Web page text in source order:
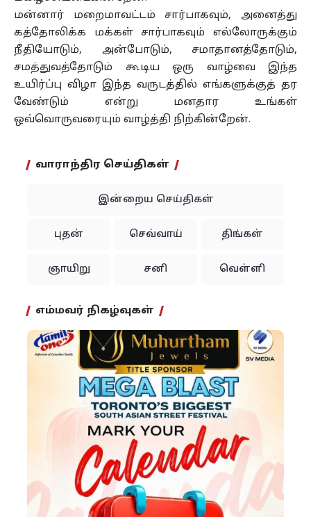
மன்னார் மறைமாவட்டம் சார்பாகவும், அனைத்து
கத்தோலிக்க மக்கள் சார்பாகவும் எல்லோருக்கும்
நீதியோடும், அன்போடும், சமாதானத்தோடும்,
சமத்துவத்தோடும் கூடிய ஒரு வாழ்வை இந்த
உயிர்ப்பு விழா இந்த வருடத்தில் எங்களுக்குத் தர
வேண்டும் என்று மனதார உங்கள்
ஒவ்வொருவரையும் வாழ்த்தி நிற்கின்றேன்.
வாராந்திர செய்திகள்
இன்றைய செய்திகள்
புதன் செவ்வாய் திங்கள்
ஞாயிறு சனி வெள்ளி
எம்மவர் நிகழ்வுகள்